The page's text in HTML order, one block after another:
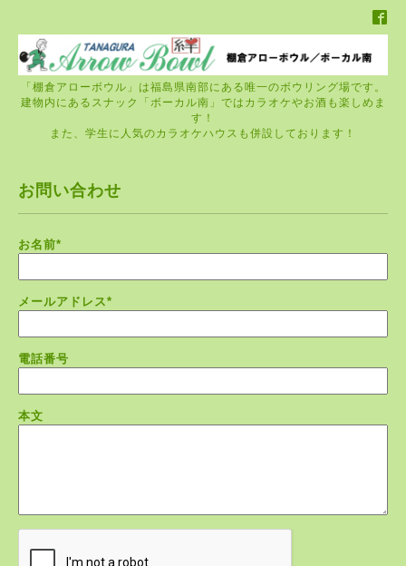
「棚倉アローボウル」は福島県南部にある唯一のボウリング場です。
建物内にあるスナック「ボーカル南」ではカラオケやお酒も楽しめま
す！
また、学生に人気のカラオケハウスも併設しております！
お問い合わせ
お名前*
メールアドレス*
電話番号
本文